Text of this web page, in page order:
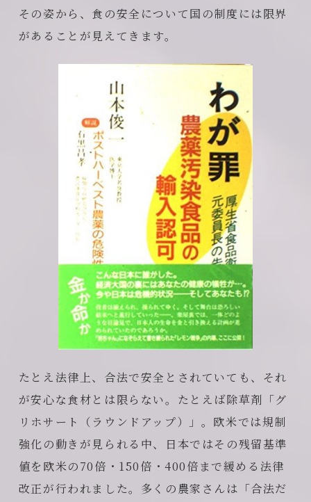
その姿から、食の安全について国の制度には限界
があることが見えてきます。
たとえ法律上、合法で安全とされていても、それ
が安心な食材とは限らない。たとえば除草剤「グ
リホサート（ラウンドアップ）」。欧米では規制
強化の動きが見られる中、日本ではその残留基準
値を欧米の70倍・150倍・400倍まで緩める法律
改正が行われました。多くの農家さんは「合法だ